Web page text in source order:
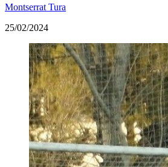
Montserrat Tura
25/02/2024